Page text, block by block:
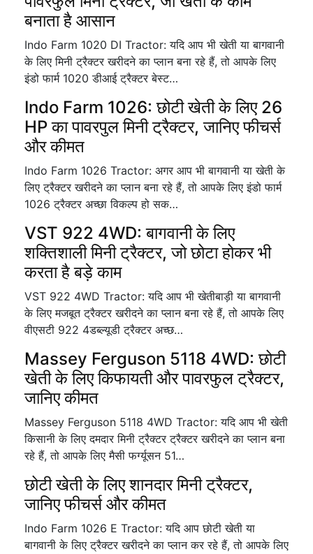
बनाता है आसान
Indo Farm 1020 DI Tractor: यदि आप भी खेती या बागवानी
के लिए मिनी ट्रैक्टर खरीदने का प्लान बना रहे हैं, तो आपके लिए
इंडो फार्म 1020 डीआई ट्रैक्टर बेस्ट…
Indo Farm 1026: छोटी खेती के लिए 26
HP का पावरपुल मिनी ट्रैक्टर, जानिए फीचर्स
और कीमत
Indo Farm 1026 Tractor: अगर आप भी बागवानी या खेती के
लिए ट्रैक्टर खरीदने का प्लान बना रहे हैं, तो आपके लिए इंडो फार्म
1026 ट्रैक्टर अच्छा विकल्प हो सक…
VST 922 4WD: बागवानी के लिए
शक्तिशाली मिनी ट्रैक्टर, जो छोटा होकर भी
करता है बड़े काम
VST 922 4WD Tractor: यदि आप भी खेतीबाड़ी या बागवानी
के लिए मजबूत ट्रैक्टर खरीदने का प्लान बना रहे हैं, तो आपके लिए
वीएसटी 922 4डब्ल्यूडी ट्रैक्टर अच्छ…
Massey Ferguson 5118 4WD: छोटी
खेती के लिए किफायती और पावरफुल ट्रैक्टर,
जानिए कीमत
Massey Ferguson 5118 4WD Tractor: यदि आप भी खेती
किसानी के लिए दमदार मिनी ट्रैक्टर ट्रैक्टर खरीदने का प्लान बना
रहे हैं, तो आपके लिए मैसी फर्ग्यूसन 51…
छोटी खेती के लिए शानदार मिनी ट्रैक्टर,
जानिए फीचर्स और कीमत
Indo Farm 1026 E Tractor: यदि आप छोटी खेती या
बागवानी के लिए ट्रैक्टर खरीदने का प्लान कर रहे हैं, तो आपके लिए